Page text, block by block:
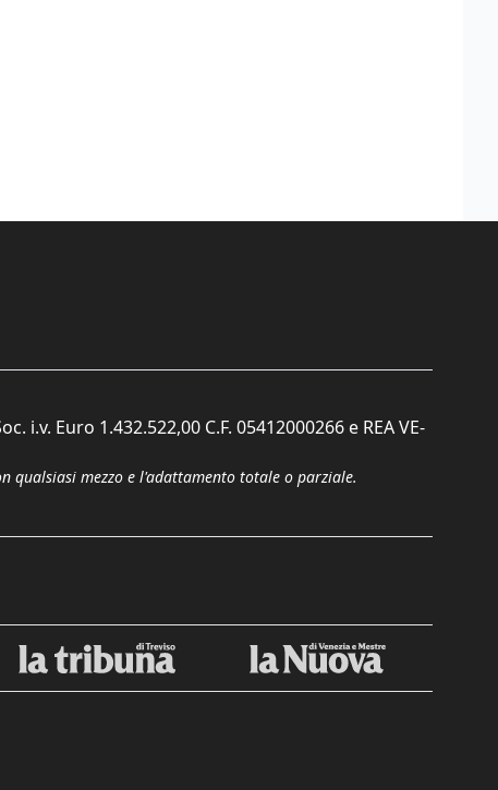
i.v. Euro 1.432.522,00 C.F. 05412000266 e REA VE-
qualsiasi mezzo e l'adattamento totale o parziale.